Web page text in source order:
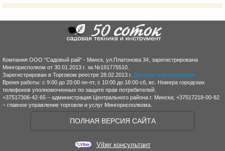
Компания ООО "Садовый рай" - Минск, ул.Платонова 34, зарегистрирована
Мингорисполком от 30.01.2013 г. за №191775510.
Зарегистрирован в Торговом реестре 28.02.2013 г. Договор присоединения
Время работы: с 9:00 до 20:00 пн-пт, с 10:00 до 18:00 сб, вс. Номера городских
телефонов уполномоченных по защите прав потребителей:
+37517306-42-65 – администрация Центрального района г. Минска; +37517218-00-82
– главное управление торговли и услуг Мингорисполкома.
ПОЛНАЯ ВЕРСИЯ САЙТА
Viber консультант